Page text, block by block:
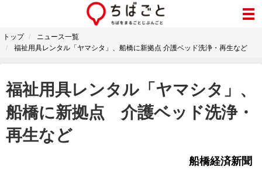
トップ
ニュース一覧
福祉用具レンタル「ヤマシタ」、船橋に新拠点 介護ベッド洗浄・再生など
福祉用具レンタル「ヤマシタ」、
船橋に新拠点 介護ベッド洗浄・
再生など
船橋経済新聞